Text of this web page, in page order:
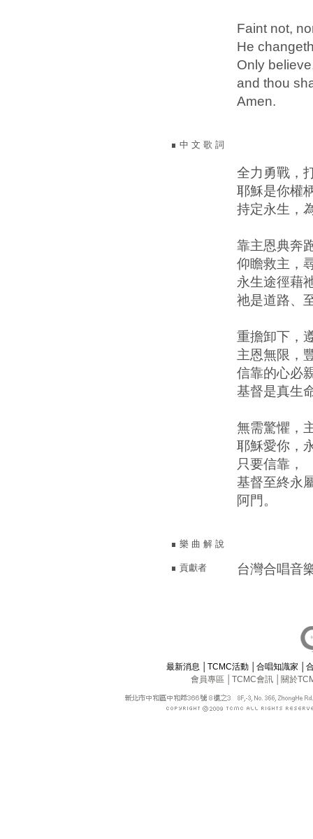
Faint not,
He
Only
and thou
Amen.
中 文 歌 詞
全力勇戰，
耶穌是你權
持定永生，
靠主恩典奔
仰瞻救主，
永生途徑藉
祂是道路、
重擔卸下，
主恩無限，
信靠的心必
基督是真生
無需驚懼，
耶穌愛你，
只要信靠，
基督至終永
阿門。
樂 曲 解 說
貢獻者 台灣合唱音
最新消息 │TCMC活動 │合唱知識家 │
會員專區
TCMC會訊 關於